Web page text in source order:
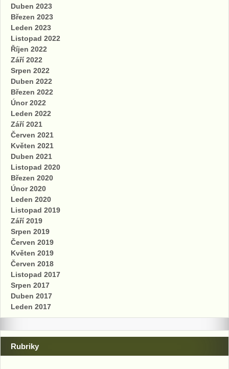
Duben 2023
Březen 2023
Leden 2023
Listopad 2022
Říjen 2022
Září 2022
Srpen 2022
Duben 2022
Březen 2022
Únor 2022
Leden 2022
Září 2021
Červen 2021
Květen 2021
Duben 2021
Listopad 2020
Březen 2020
Únor 2020
Leden 2020
Listopad 2019
Září 2019
Srpen 2019
Červen 2019
Květen 2019
Červen 2018
Listopad 2017
Srpen 2017
Duben 2017
Leden 2017
Rubriky